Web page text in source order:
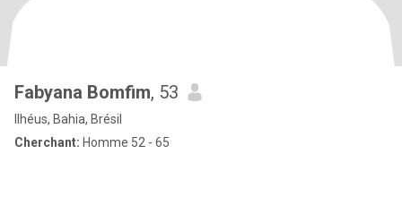
Fabyana Bomfim, 53
Ilhéus, Bahia, Brésil
Cherchant: Homme 52 - 65